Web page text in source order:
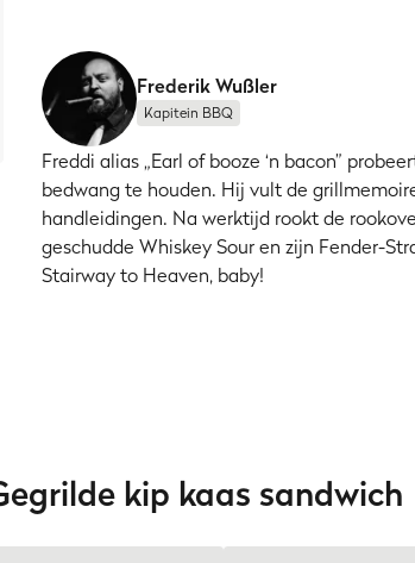
Frederik Wußler
Kapitein BBQ
Freddi alias „Earl of booze ‘n bacon”
bedwang te houden. Hij vult de
handleidingen. Na werktijd rookt de
geschudde Whiskey Sour en zijn Fender-
Stairway to Heaven, baby!
kip kaas sandwich